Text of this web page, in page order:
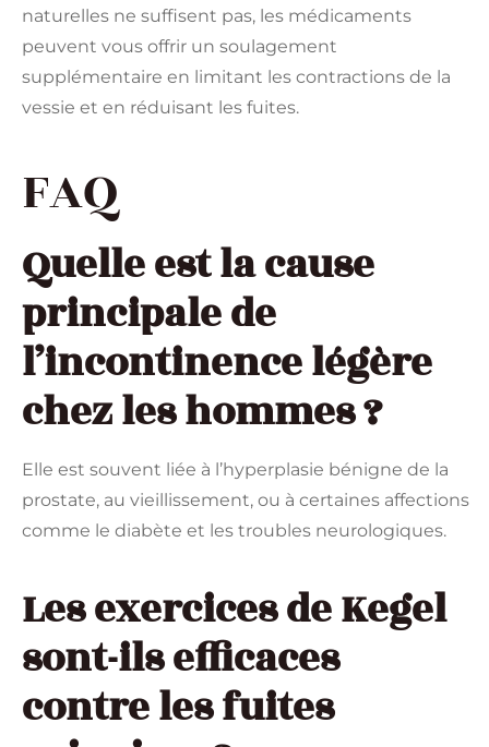
naturelles ne suffisent pas, les médicaments
peuvent vous offrir un soulagement
supplémentaire en limitant les contractions de la
vessie et en réduisant les fuites.
FAQ
Quelle est la cause
principale de
l’incontinence légère
chez les hommes ?
Elle est souvent liée à l’hyperplasie bénigne de la
prostate, au vieillissement, ou à certaines affections
comme le diabète et les troubles neurologiques.
Les exercices de Kegel
sont-ils efficaces
contre les fuites